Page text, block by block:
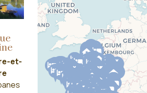
et-
et cookies
vous ?
au bord de l'eau